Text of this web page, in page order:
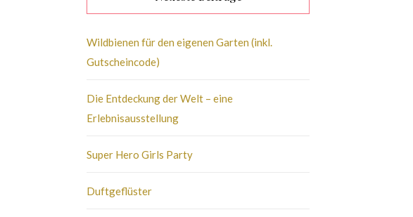
Wildbienen für den eigenen Garten (inkl.
Gutscheincode)
Die Entdeckung der Welt – eine
Erlebnisausstellung
Super Hero Girls Party
Duftgeflüster